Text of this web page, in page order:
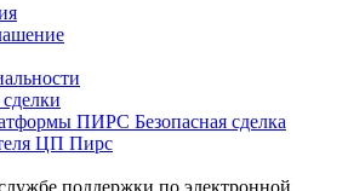
ПИРС Безопасная сделка
ЦП Пирс
поддержки по электронной